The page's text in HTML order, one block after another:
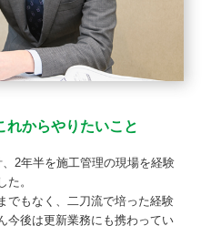
れからやりたいこと
2年半を施工管理の現場を経験
。
でもなく、二刀流で培った経験
今後は更新業務にも携わってい